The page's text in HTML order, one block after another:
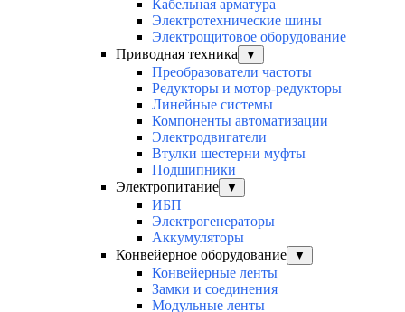
Кабельная арматура
Электротехнические шины
Электрощитовое оборудование
Приводная техника
▼
Преобразователи частоты
Редукторы и мотор-редукторы
Линейные системы
Компоненты автоматизации
Электродвигатели
Втулки шестерни муфты
Подшипники
Электропитание
▼
ИБП
Электрогенераторы
Аккумуляторы
Конвейерное оборудование
▼
Конвейерные ленты
Замки и соединения
Модульные ленты